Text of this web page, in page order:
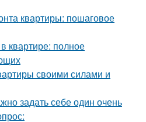
квартиры: пошаговое
квартире: полное
своими силами и
задать себе один очень